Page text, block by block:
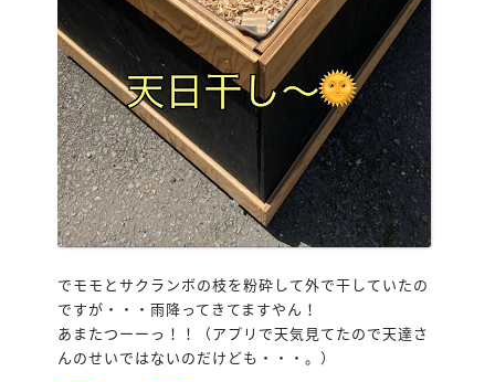
でモモとサクランボの枝を粉砕して外で干していたの
ですが・・・雨降ってきてますやん！
あまたつーーっ！！（アプリで天気見てたので天達さ
んのせいではないのだけども・・・。）